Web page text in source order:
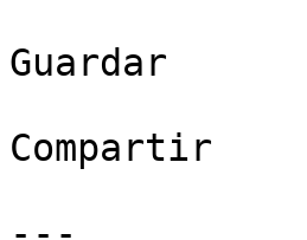
Guardar
Compartir